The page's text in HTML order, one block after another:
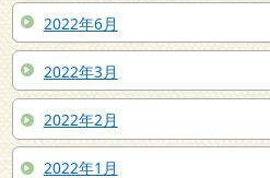
2022年6月
2022年3月
2022年2月
2022年1月